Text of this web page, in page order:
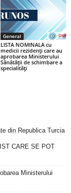
General
LISTA NOMINALA cu
medicii rezidenţi care au
aprobarea Ministerului
Sănătăţii de schimbare a
specialităţi
din Republica Turcia
CARE SE POT
Ministerului